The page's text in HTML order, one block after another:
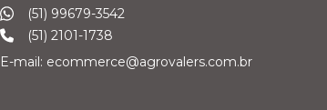
(51) 99679-3542
(51) 2101-1738
E-mail: ecommerce@agrovalers.com.br